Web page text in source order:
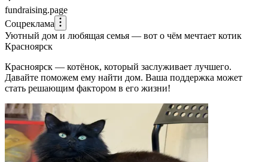
fundraising.page
Соцреклама
Уютный дом и любящая семья — вот о чём мечтает котик
Красноярск
Красноярск — котёнок, который заслуживает лучшего.
Давайте поможем ему найти дом. Ваша поддержка может
стать решающим фактором в его жизни!